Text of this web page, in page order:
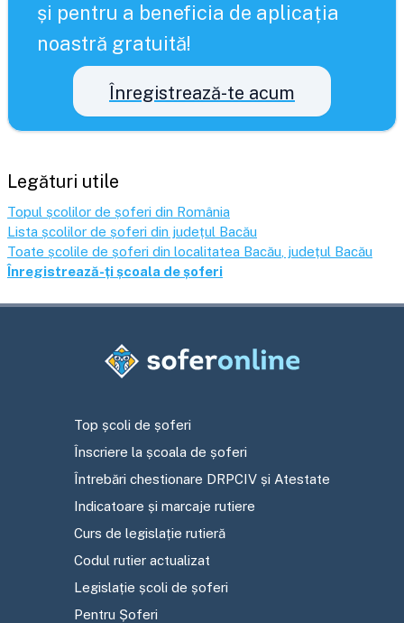
și pentru a beneficia de aplicația
noastră gratuită!
Înregistrează-te acum
Legături utile
Topul școlilor de șoferi din România
Lista școlilor de șoferi din județul Bacău
Toate școlile de șoferi din localitatea Bacău , județul Bacău
Înregistrează-ți școala de șoferi
Top școli de șoferi
Înscriere la școala de șoferi
Întrebări chestionare DRPCIV și Atestate
Indicatoare și marcaje rutiere
Curs de legislație rutieră
Codul rutier actualizat
Legislație școli de șoferi
Pentru Șoferi